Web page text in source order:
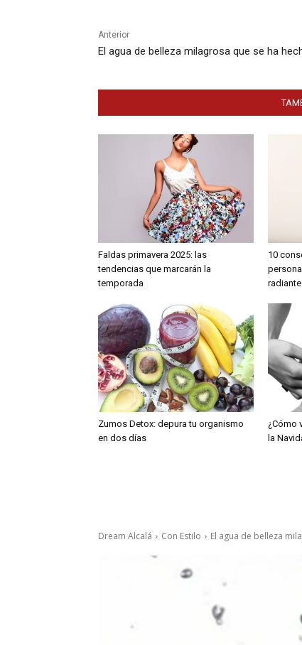
Anterior
El agua de belleza milagrosa que se ha
Faldas primavera 2025: las
tendencias que marcarán la
temporada
10
radiante
Zumos Detox: depura tu organismo
en dos días
¿Cómo
la